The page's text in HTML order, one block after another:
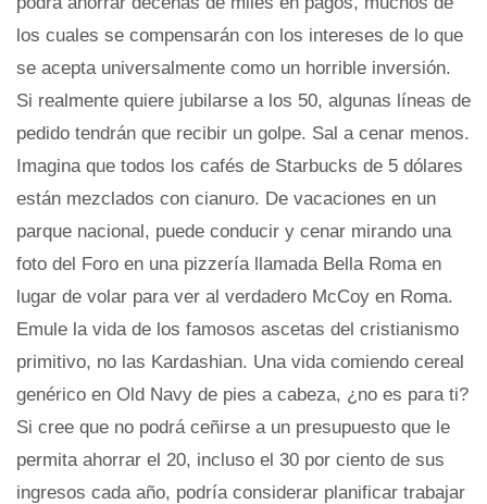
los cuales se compensarán con los intereses de lo que
se acepta universalmente como un horrible inversión.
Si realmente quiere jubilarse a los 50, algunas líneas de
pedido tendrán que recibir un golpe. Sal a cenar menos.
Imagina que todos los cafés de Starbucks de 5 dólares
están mezclados con cianuro. De vacaciones en un
parque nacional, puede conducir y cenar mirando una
foto del Foro en una pizzería llamada Bella Roma en
lugar de volar para ver al verdadero McCoy en Roma.
Emule la vida de los famosos ascetas del cristianismo
primitivo, no las Kardashian. Una vida comiendo cereal
genérico en Old Navy de pies a cabeza, ¿no es para ti?
Si cree que no podrá ceñirse a un presupuesto que le
permita ahorrar el 20, incluso el 30 por ciento de sus
ingresos cada año, podría considerar planificar trabajar